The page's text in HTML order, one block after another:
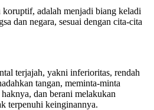
adalah menjadi biang keladi
dan negara, sesuai dengan cita-cita
terjajah, yakni inferioritas, rendah
tangan, meminta-minta
dan berani melakukan
terpenuhi keinginannya.